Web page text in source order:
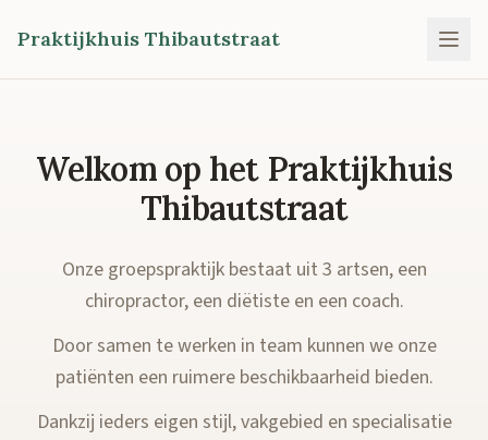
Praktijkhuis Thibautstraat
Welkom op het Praktijkhuis
Thibautstraat
Onze groepspraktijk bestaat uit 3 artsen, een
chiropractor, een diëtiste en een coach.
Door samen te werken in team kunnen we onze
patiënten een ruimere beschikbaarheid bieden.
Dankzij ieders eigen stijl, vakgebied en specialisatie